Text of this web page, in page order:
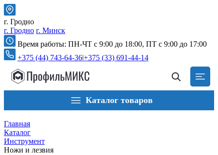
г. Гродно
г. Гродно г. Минск
Время работы: ПН-ЧТ с 9:00 до 18:00, ПТ c 9:00 до 17:00
+375 (44) 743-64-36|+375 (33) 691-44-14
Каталог товаров
Главная
Каталог
Инструмент
Ножи и лезвия